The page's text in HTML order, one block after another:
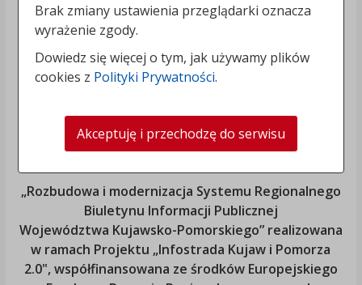
„Rozbudowa i modernizacja Systemu Regionalnego
Biuletynu Informacji Publicznej
Województwa Kujawsko-Pomorskiego” realizowana
w ramach Projektu „Infostrada Kujaw i Pomorza
2.0", współfinansowana ze środków Europejskiego
Brak zmiany ustawienia przeglądarki oznacza
wyrażenie zgody.
Dowiedz się więcej o tym, jak używamy plików
cookies z Polityki Prywatności.
Akceptuję i przechodzę do serwisu